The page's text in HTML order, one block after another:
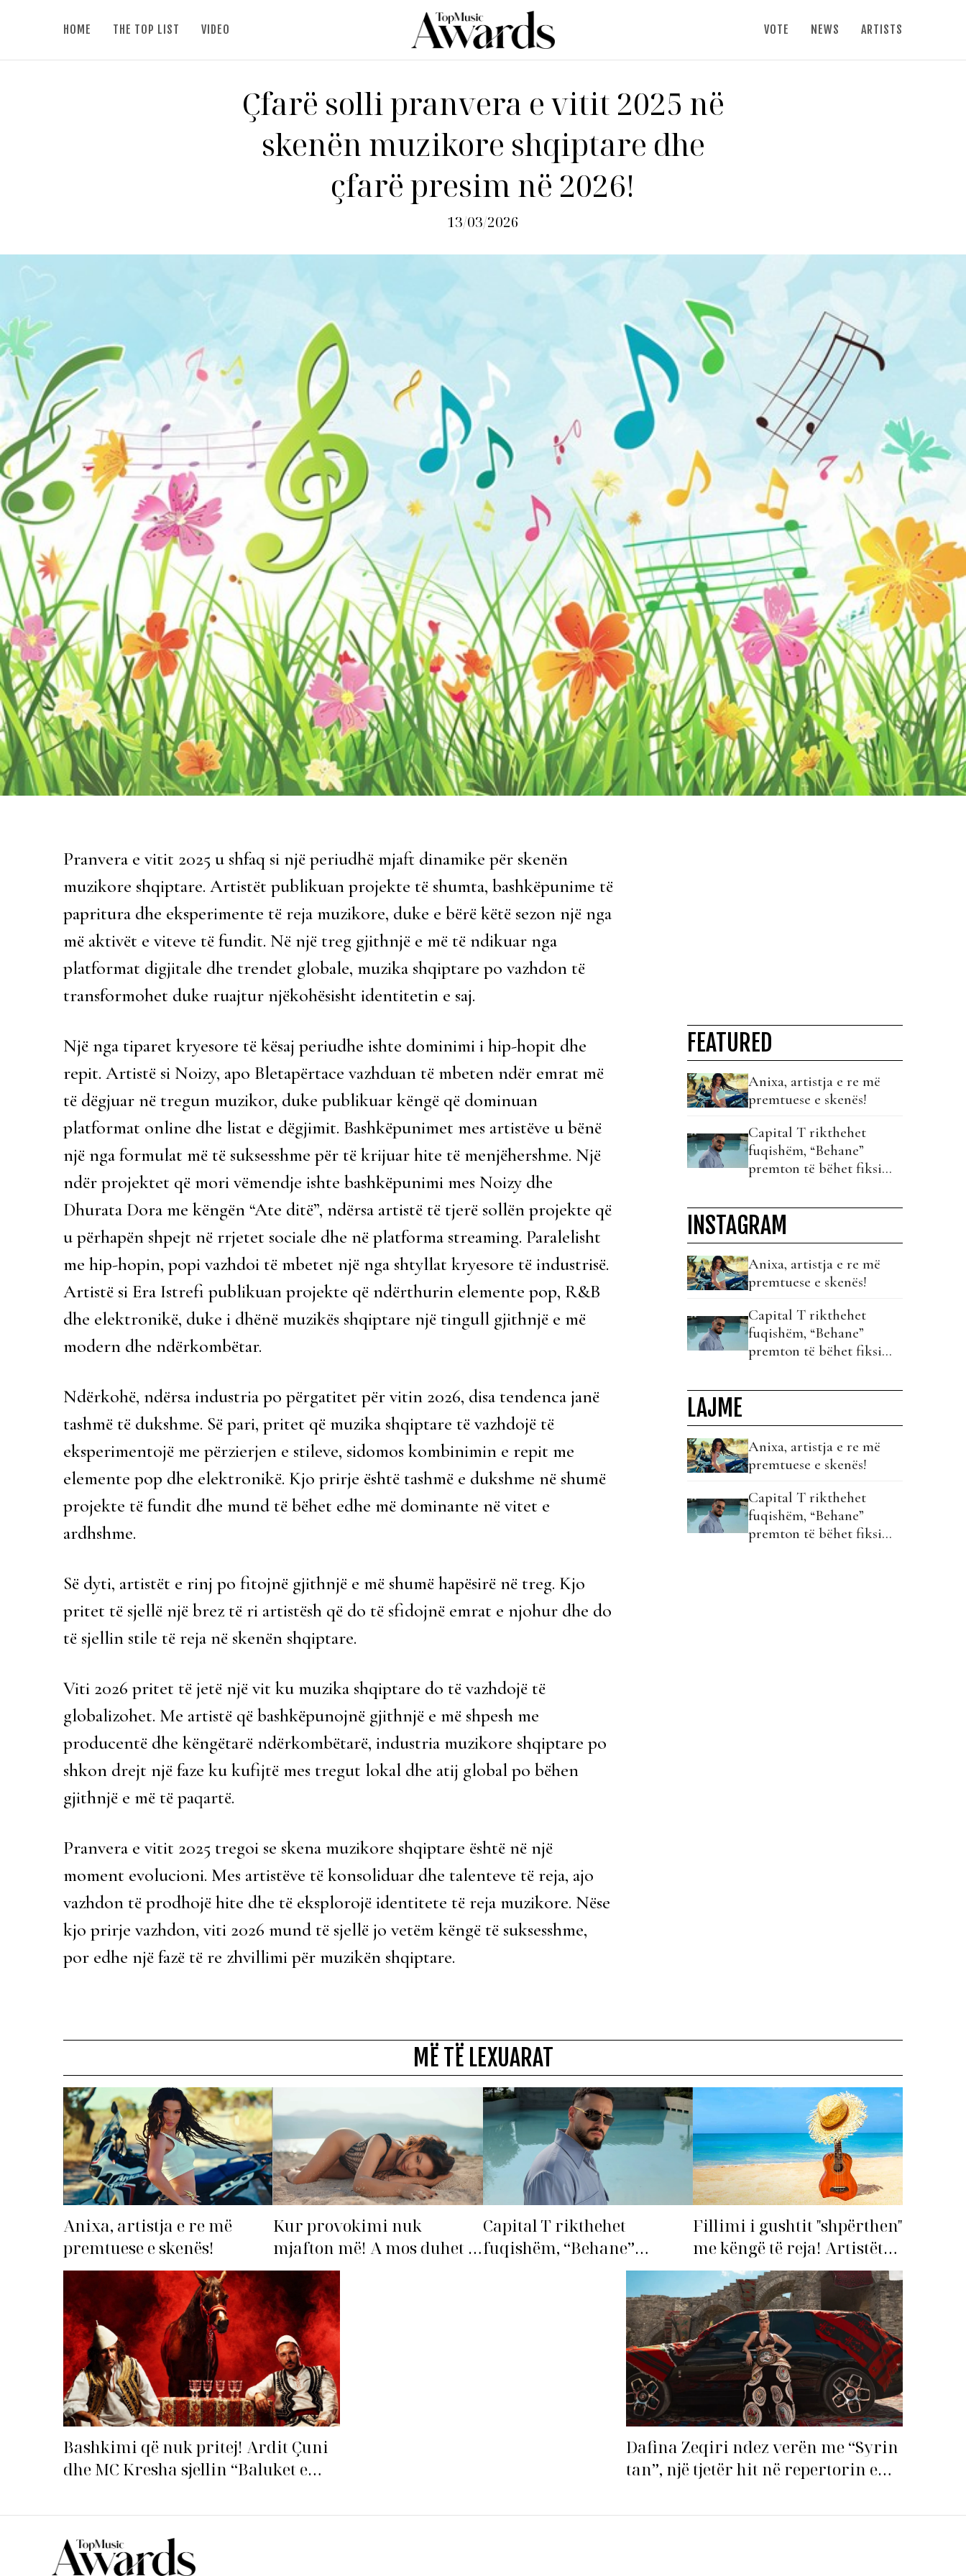
HOME THE TOP LIST VIDEO VOTE NEWS ARTISTS
Çfarë solli pranvera e vitit 2025 në
skenën muzikore shqiptare dhe
çfarë presim në 2026!
13/03/2026
Pranvera e vitit 2025 u shfaq si një periudhë mjaft dinamike për skenën
muzikore shqiptare. Artistët publikuan projekte të shumta, bashkëpunime të
papritura dhe eksperimente të reja muzikore, duke e bërë këtë sezon një nga
më aktivët e viteve të fundit. Në një treg gjithnjë e më të ndikuar nga
platformat digjitale dhe trendet globale, muzika shqiptare po vazhdon të
transformohet duke ruajtur njëkohësisht identitetin e saj.
Një nga tiparet kryesore të kësaj periudhe ishte dominimi i hip-hopit dhe
repit. Artistë si Noizy, apo Bletapërtace vazhduan të mbeten ndër emrat më
të dëgjuar në tregun muzikor, duke publikuar këngë që dominuan
platformat online dhe listat e dëgjimit. Bashkëpunimet mes artistëve u bënë
një nga formulat më të suksesshme për të krijuar hite të menjëhershme. Një
ndër projektet që mori vëmendje ishte bashkëpunimi mes Noizy dhe
Dhurata Dora me këngën “Ate ditë”, ndërsa artistë të tjerë sollën projekte që
u përhapën shpejt në rrjetet sociale dhe në platforma streaming. Paralelisht
me hip-hopin, popi vazhdoi të mbetet një nga shtyllat kryesore të industrisë.
Artistë si Era Istrefi publikuan projekte që ndërthurin elemente pop, R&B
dhe elektronikë, duke i dhënë muzikës shqiptare një tingull gjithnjë e më
modern dhe ndërkombëtar.
Ndërkohë, ndërsa industria po përgatitet për vitin 2026, disa tendenca janë
tashmë të dukshme. Së pari, pritet që muzika shqiptare të vazhdojë të
eksperimentojë me përzierjen e stileve, sidomos kombinimin e repit me
elemente pop dhe elektronikë. Kjo prirje është tashmë e dukshme në shumë
projekte të fundit dhe mund të bëhet edhe më dominante në vitet e
ardhshme.
Së dyti, artistët e rinj po fitojnë gjithnjë e më shumë hapësirë në treg. Kjo
pritet të sjellë një brez të ri artistësh që do të sfidojnë emrat e njohur dhe do
të sjellin stile të reja në skenën shqiptare.
Viti 2026 pritet të jetë një vit ku muzika shqiptare do të vazhdojë të
globalizohet. Me artistë që bashkëpunojnë gjithnjë e më shpesh me
producentë dhe këngëtarë ndërkombëtarë, industria muzikore shqiptare po
shkon drejt një faze ku kufijtë mes tregut lokal dhe atij global po bëhen
gjithnjë e më të paqartë.
Pranvera e vitit 2025 tregoi se skena muzikore shqiptare është në një
moment evolucioni. Mes artistëve të konsoliduar dhe talenteve të reja, ajo
vazhdon të prodhojë hite dhe të eksplorojë identitete të reja muzikore. Nëse
kjo prirje vazhdon, viti 2026 mund të sjellë jo vetëm këngë të suksesshme,
por edhe një fazë të re zhvillimi për muzikën shqiptare.
FEATURED
Anixa, artistja e re më
premtuese e skenës!
Capital T rikthehet
fuqishëm, “Behane”
premton të bëhet fiksimi
INSTAGRAM
Anixa, artistja e re më
premtuese e skenës!
Capital T rikthehet
fuqishëm, “Behane”
premton të bëhet fiksimi
LAJME
Anixa, artistja e re më
premtuese e skenës!
Capital T rikthehet
fuqishëm, “Behane”
premton të bëhet fiksimi
MË TË LEXUARAT
Anixa, artistja e re më
premtuese e skenës!
Kur provokimi nuk
mjafton më! A mos duhet të
‘dorëzohet’ Bleona?
Capital T rikthehet
fuqishëm, “Behane”
premton të bëhet fiksimi i
Fillimi i gushtit "shpërthen"
me këngë të reja! Artistët
shqiptarë hapin garën për
hitin e verës!
Bashkimi që nuk pritej! Ardit Çuni
dhe MC Kresha sjellin “Baluket e
Dafina Zeqiri ndez verën me “Syrin
tan”, një tjetër hit në repertorin e